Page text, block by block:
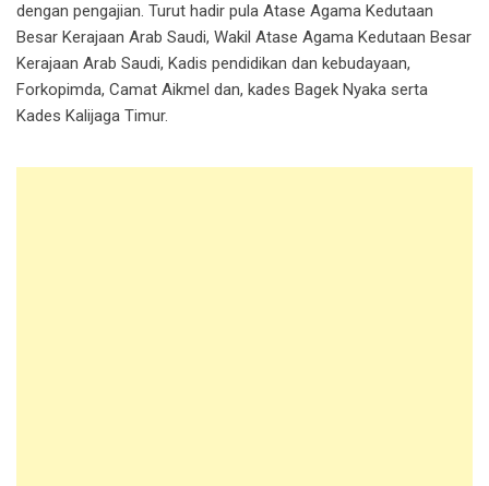
dengan pengajian. Turut hadir pula Atase Agama Kedutaan
Besar Kerajaan Arab Saudi, Wakil Atase Agama Kedutaan Besar
Kerajaan Arab Saudi, Kadis pendidikan dan kebudayaan,
Forkopimda, Camat Aikmel dan, kades Bagek Nyaka serta
Kades Kalijaga Timur.